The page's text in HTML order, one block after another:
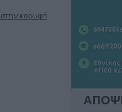
κορυφή